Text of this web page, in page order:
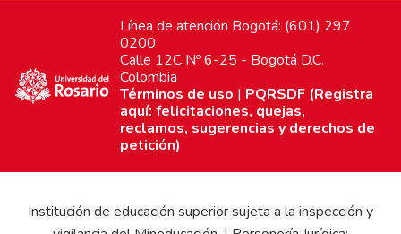
Línea de atención Bogotá: (601) 297
0200
Calle 12C Nº 6-25 - Bogotá D.C.
Colombia
Términos de uso | PQRSDF (Registra
aquí: felicitaciones, quejas,
reclamos, sugerencias y derechos de
petición)
Institución de educación superior sujeta a la inspección y